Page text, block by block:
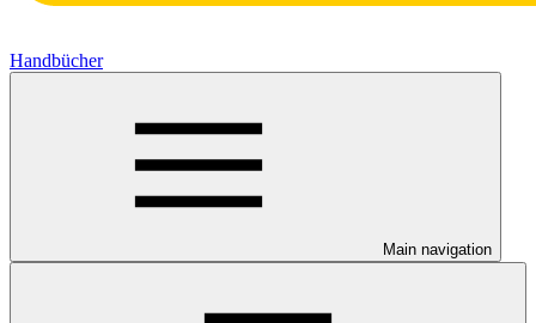
Handbücher
Main navigation